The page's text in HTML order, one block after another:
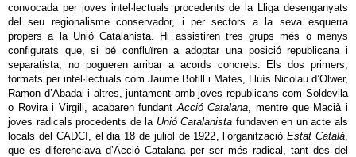
convocada per joves intel·lectuals procedents de la Lliga desenganyats
del seu regionalisme conservador, i per sectors a la seva esquerra
propers a la Unió Catalanista. Hi assistiren tres grups més o menys
configurats que, si bé confluïren a adoptar una posició republicana i
separatista, no pogueren arribar a acords concrets. Els dos primers,
formats per intel·lectuals com Jaume Bofill i Mates, Lluís Nicolau d’Olwer,
Ramon d’Abadal i altres, juntament amb joves republicans com Soldevila
o Rovira i Virgili, acabaren fundantAcció Catalana, mentre que Macià i
joves radicals procedents de la Unió Catalanista fundaven en un acte als
locals del CADCI, el dia 18 de juliol de 1922, l’organitzacióEstat Català,
que es diferenciava d’Acció Catalana per ser més radical, tant des del